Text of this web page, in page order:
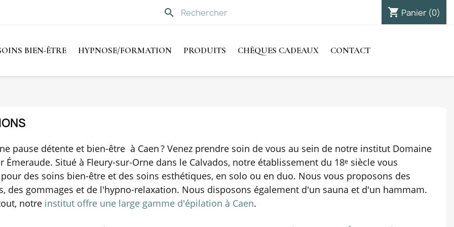
search shopping_cart Panier (0)
BIEN-ÊTRE HYPNOSE/FORMATION PRODUITS CHÈQUES CADEAUX CONTACT
pause détente et bien-être à Caen ? Venez prendre soin de vous au sein de notre institut Domaine
Émeraude. Situé à Fleury-sur-Orne dans le Calvados, notre établissement du 18ᵉ siècle vous
des soins bien-être et des soins esthétiques, en solo ou en duo. Nous vous proposons des
des gommages et de l'hypno-relaxation. Nous disposons également d'un sauna et d'un hammam.
notre institut offre une large gamme d'épilation à Caen.